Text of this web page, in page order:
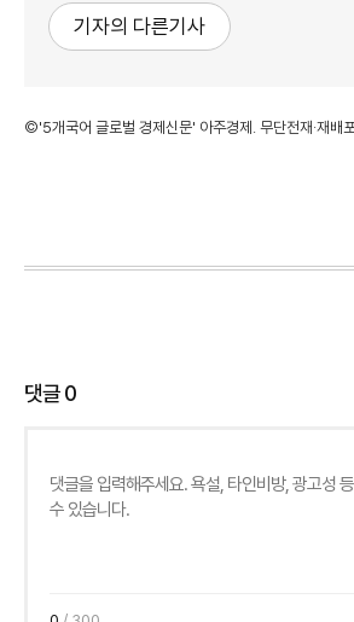
기자의 다른기사
©'5개국어 글로벌 경제신문' 아주경제. 무단전재·재배
댓글0